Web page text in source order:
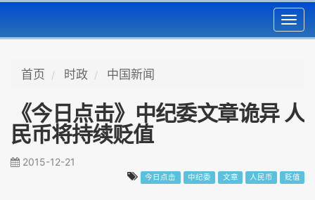
首页 时政 中国新闻
《今日点击》中纪委文章诡异 人
民币将持续贬值
2015-12-21
今日点击 中纪委 文章 人民币 贬值